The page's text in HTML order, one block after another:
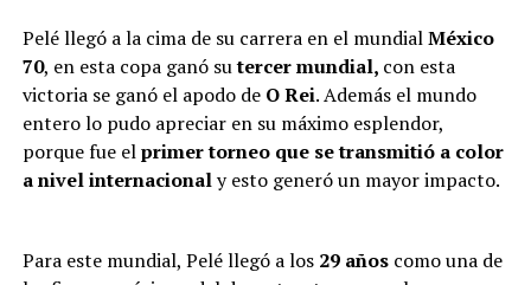
Pelé llegó a la cima de su carrera en el mundialMéxico
70, en esta copa ganó sutercer mundial, con esta
victoria se ganó el apodo de O Rei. Además el mundo
entero lo pudo apreciar en su máximo esplendor,
porque fue elprimer torneo que se transmitió a color
a nivel internacionaly esto generó un mayor impacto.
Para este mundial, Pelé llegó a los 29 añoscomo una de